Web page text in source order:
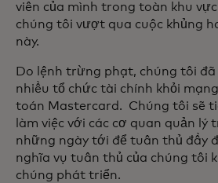
viên của mình trong toàn khu vực
chúng tôi vượt qua cuộc khủng
này.
Do lệnh trừng phạt, chúng tôi đã
nhiều tổ chức tài chính khỏi
toán Mastercard. Chúng tôi sẽ
làm việc với các cơ quan quản lý
những ngày tới để tuân thủ đầy
nghĩa vụ tuân thủ của chúng tôi
chúng phát triển.